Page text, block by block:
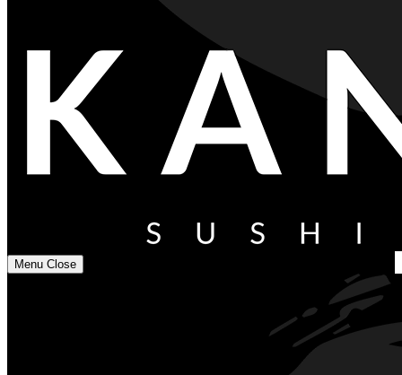
Menu Close